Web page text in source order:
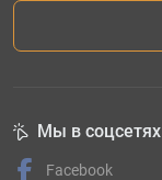
Мы в соцсетях
Facebook